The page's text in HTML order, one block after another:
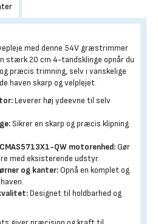
med denne 54V græstrimmer
stærk 20 cm 4-tandsklinge opnår du
præcis trimning, selv i vanskelige
haven skarp og velplejet.
Leverer høj ydeevne til selv
Sikrer en skarp og præcis klipning
QW motorenhed:Gør
med eksisterende udstyr.
og kanter:Opnå en komplet og
Designet til holdbarhed og